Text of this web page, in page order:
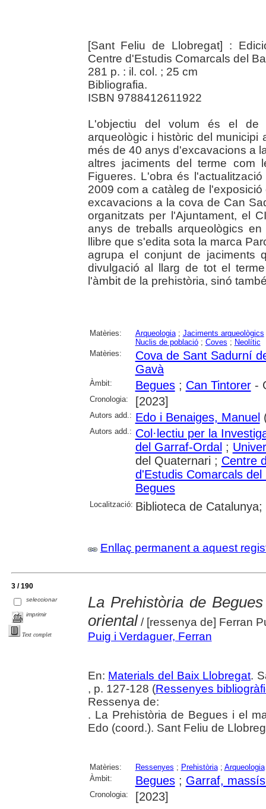
[Sant Feliu de Llobregat] :
Centre d'Estudis Comarcals del
281 p. : il. col. ; 25 cm
Bibliografia.
ISBN 9788412611922
L'objectiu del volum és el de
arqueològic i històric del municipi
més de 40 anys d'excavacions a
altres jaciments del terme com
Figueres. L'obra és
2009 com a catàleg de
excavacions a la cova de Can
organitzats per l'Ajuntament, el
anys de treballs arqueològics
llibre que s'edita sota la marca
agrupa el conjunt de jaciments
divulgació al llarg de tot el
l'àmbit de la prehistòria, sinó
Matèries: Arqueologia; Jaciments arqueològics
Nuclis de població; Coves ; Neolític
Matèries:
Cova de Sant Sadurní
Gavà
Àmbit: Begues; Can Tintorer-
Cronologia: [2023]
Autors add.: Edo i Benaiges, Manuel
Autors add.: Col·lectiu per la
del Garraf-Ordal ;
del Quaternari ; Centre
d'Estudis Comarcals del
Begues
Localització: Biblioteca de
Enllaç permanent a aquest
3 / 190
seleccionar
imprimir
Text complet
La Prehistòria de
oriental/ [ressenya de] Ferran
Puig i Verdaguer, Ferran
En: Materials del Baix Llobregat.
, p. 127-128 (Ressenyes
Ressenya de:
. La Prehistòria de Begues i el
Edo (coord.). Sant Feliu de
Matèries: Ressenyes ; Prehistòria; Arqueologia
Àmbit:
Begues; Garraf,
Cronologia: [2023]